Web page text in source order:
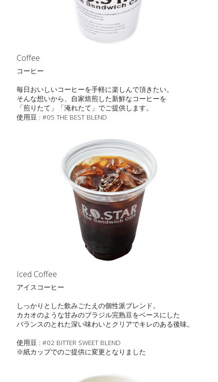
Coffee
コーヒー
毎日おいしいコーヒーを手軽に楽しんで頂きたい。
そんな想いから、自家焙煎した新鮮なコーヒーを
「煎りたて」「淹れたて」でご提供します。
使用豆 : #05 THE BEST BLEND
Iced Coffee
アイスコーヒー
しっかりとした飲みごたえの個性派ブレンド。
カカオのような甘みのブラジル完熟豆をベースにした
バランスのとれた深い味わいとクリアでキレのある後味。
使用豆 : #02 BITTER SWEET BLEND
※紙カップでのご提供に変更となりました